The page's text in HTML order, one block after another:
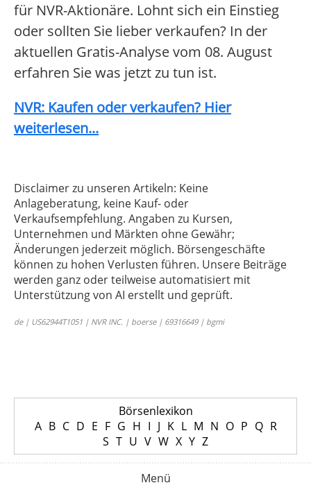
für NVR-Aktionäre. Lohnt sich ein Einstieg
oder sollten Sie lieber verkaufen? In der
aktuellen Gratis-Analyse vom 08. August
erfahren Sie was jetzt zu tun ist.
NVR: Kaufen oder verkaufen? Hier
weiterlesen...
Disclaimer zu unseren Artikeln: Keine
Anlageberatung, keine Kauf- oder
Verkaufsempfehlung. Angaben zu Kursen,
Unternehmen und Märkten ohne Gewähr;
Änderungen jederzeit möglich. Börsengeschäfte
können zu hohen Verlusten führen. Unsere Beiträge
werden ganz oder teilweise automatisiert mit
Unterstützung von AI erstellt und geprüft.
de | US62944T1051 | NVR INC. | boerse | 69316649 | bgmi
Börsenlexikon
A B C D E F G H I J K L M N O P Q R
S T U V W X Y Z
Menü